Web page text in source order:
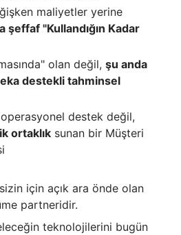
maliyetler yerine
şeffaf "Kullandığın Kadar
olan değil, şu anda
destekli tahminsel
destek değil,
ortaklık sunan bir Müşteri
için açık ara önde olan
partneridir.
teknolojilerini bugün